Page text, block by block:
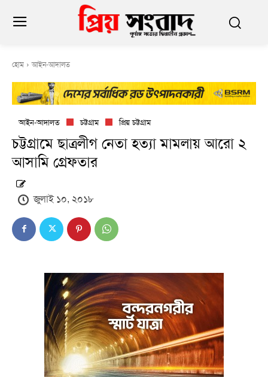
হোম আইন-আদালত
আইন-আদালত চট্টগ্রাম প্রিয় চট্টগ্রাম
চট্টগ্রামে ছাত্রলীগ নেতা হত্যা মামলায় আরো ২
আসামি গ্রেফতার
জুলাই ১০, ২০১৮